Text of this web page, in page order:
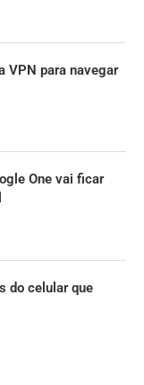
VPN para navegar
One vai ficar
do celular que